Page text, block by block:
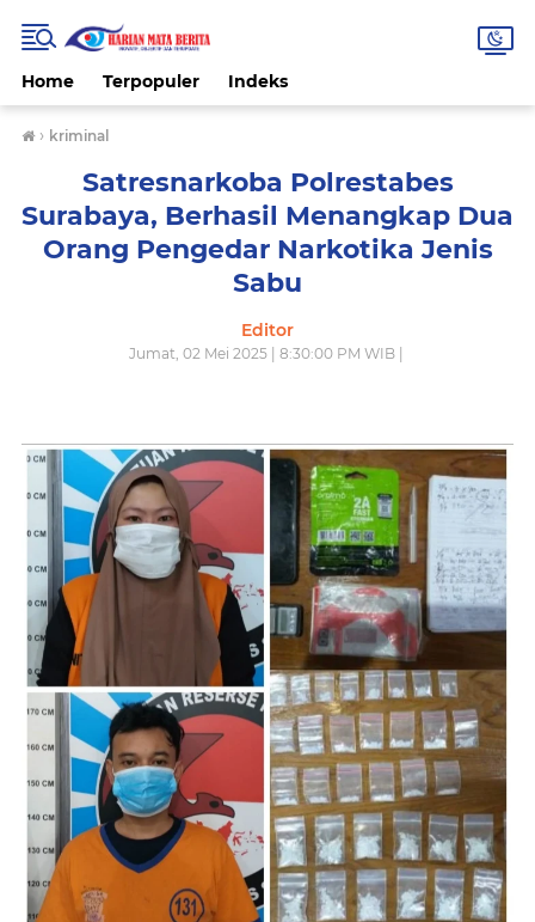
Home Terpopuler Indeks
› kriminal
Satresnarkoba Polrestabes
Surabaya, Berhasil Menangkap Dua
Orang Pengedar Narkotika Jenis
Sabu
Editor
Jumat, 02 Mei 2025 | 8:30:00 PM WIB |